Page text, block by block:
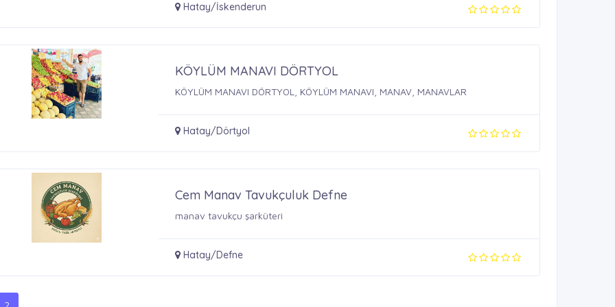
Hatay/İskenderun
KÖYLÜM MANAVI DÖRTYOL
KÖYLÜM MANAVI DÖRTYOL, KÖYLÜM MANAVI, MANAV, MANAVLAR
Hatay/Dörtyol
Cem Manav Tavukçuluk Defne
manav tavukçu şarküteri
Hatay/Defne
2